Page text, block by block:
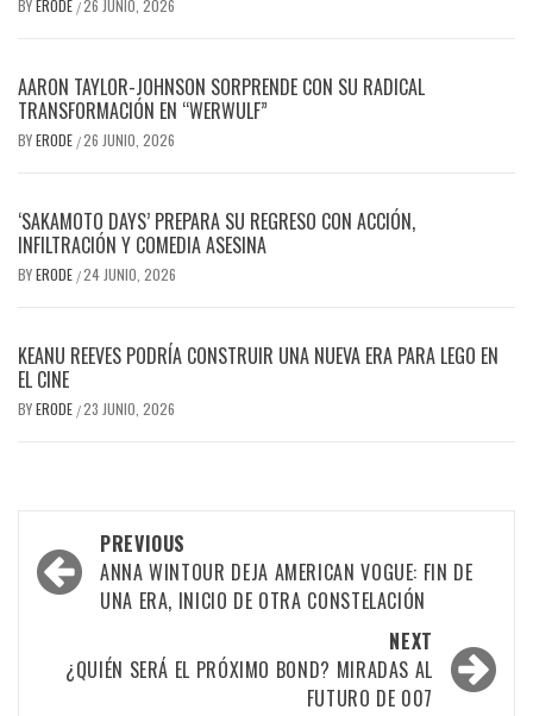
BY ERODE /26 JUNIO, 2026
AARON TAYLOR-JOHNSON SORPRENDE CON SU RADICAL
TRANSFORMACIÓN EN “WERWULF”
BYERODE /26 JUNIO, 2026
‘SAKAMOTO DAYS’ PREPARA SU REGRESO CON ACCIÓN,
INFILTRACIÓN Y COMEDIA ASESINA
BYERODE /24 JUNIO, 2026
KEANU REEVES PODRÍA CONSTRUIR UNA NUEVA ERA PARA LEGO EN
EL CINE
BYERODE /23 JUNIO, 2026
PREVIOUS
ANNA WINTOUR DEJA AMERICAN VOGUE: FIN DE
UNA ERA, INICIO DE OTRA CONSTELACIÓN
NEXT
¿QUIÉN SERÁ EL PRÓXIMO BOND? MIRADAS AL
FUTURO DE 007